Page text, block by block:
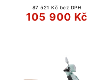
87 521 Kč bez DPH
105 900 Kč